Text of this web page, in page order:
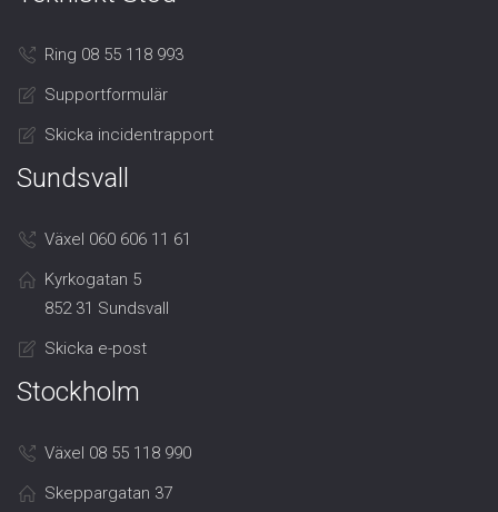
Ring 08 55 118 993
Supportformulär
Skicka incidentrapport
Sundsvall
Växel 060 606 11 61
Kyrkogatan 5
852 31 Sundsvall
Skicka e-post
Stockholm
Växel 08 55 118 990
Skeppargatan 37